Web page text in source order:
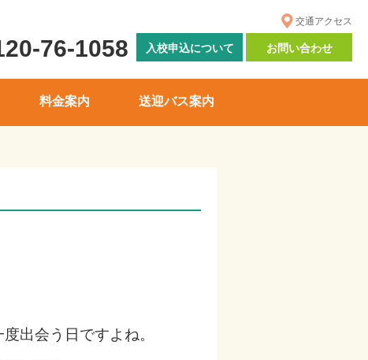
交通アクセス
お問い合わせ
入校申込について
76-1058
料金案内 送迎バス案内
出会う日ですよね。